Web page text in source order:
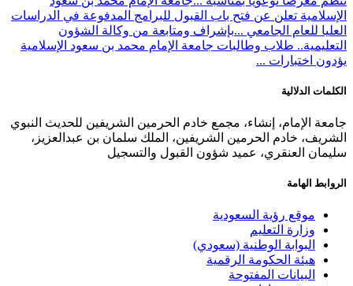
الإسلامية تعلن عن فتح باب القبول للبرامج المدفوعة في الدراسات
العليا للعام الجامعي ...بإشراف ومتابعة من وكالة الشؤون
التعليمية.. طلاب وطالبات جامعة الإمام محمد بن سعود الإسلامية
يؤدون اختبارات ...
الكلمات الدلالية
جامعة الإمام، إنشاء، مجمع خادم الحرمين الشريفين للحديث النبوي
الشريف، خادم الحرمين الشريفين، الملك سلمان بن عبدالعزيز،
سليمان العنقري، عميد شؤون القبول والتسجيل
الروابط الهامة
موقع رؤية السعودية
وزارة التعليم
البوابة الوطنية (سعودي)
هيئة الحكومة الرقمية
البيانات المفتوحة